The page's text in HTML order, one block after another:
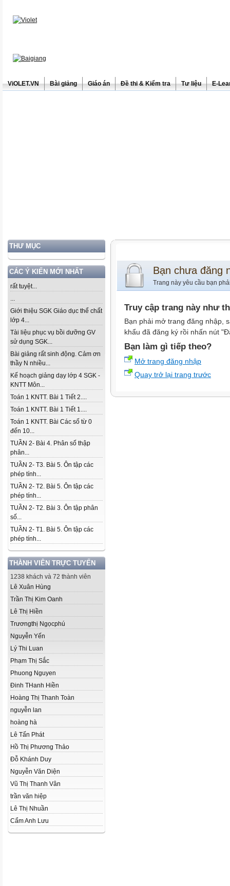
ViOLET.VN Bài giảng Giáo án Đề thi & Kiểm tra Tư liệu E-
THƯ MỤC
CÁC Ý KIẾN MỚI NHẤT
rất tuyệt...
...
Giới thiệu SGK Giáo dục thể chất
lớp 4...
Tài liệu phục vụ bồi dưỡng GV
sử dụng SGK...
Bài giảng rất sinh động. Cảm ơn
thầy N nhiều...
Kế hoạch giảng dạy lớp 4 SGK -
KNTT Môn...
Toán 1 KNTT. Bài 1 Tiết 2....
Toán 1 KNTT. Bài 1 Tiết 1....
Toán 1 KNTT. Bài Các số từ 0
đến 10...
TUẦN 2- Bài 4. Phân số thập
phân...
TUẦN 2- T3. Bài 5. Ôn tập các
phép tính...
TUẦN 2- T2. Bài 5. Ôn tập các
phép tính...
TUẦN 2- T2. Bài 3. Ôn tập phân
số...
TUẦN 2- T1. Bài 5. Ôn tập các
phép tính...
THÀNH VIÊN TRỰC TUYẾN
1238 khách và 72 thành viên
Lê Xuân Hùng
Trần Thị Kim Oanh
Lê Thị Hiền
Trươngthị Ngọcphú
Nguyễn Yến
Lý Thi Luan
Phạm Thị Sắc
Phuong Nguyen
Đinh THanh Hiền
Hoàng Thị Thanh Toàn
nguyễn lan
hoàng hà
Lê Tấn Phát
Hồ Thị Phương Thảo
Đỗ Khánh Duy
Nguyễn Văn Diện
Vũ Thị Thanh Vân
trần văn hiệp
Lê Thị Nhuần
Cẩm Anh Lưu
Bạn chưa đăng
Trang này yêu cầu bạn
Truy cập trang này như
Bạn phải mở trang đăng nhập,
khẩu đã đăng ký rồi nhấn nút
Bạn làm gì tiếp theo?
Mở trang đăng nhập
Quay trở lại trang trước